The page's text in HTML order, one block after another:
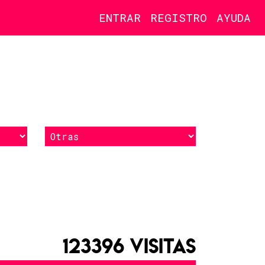
ENTRAR REGISTRO AYUDA
123396 VISITAS